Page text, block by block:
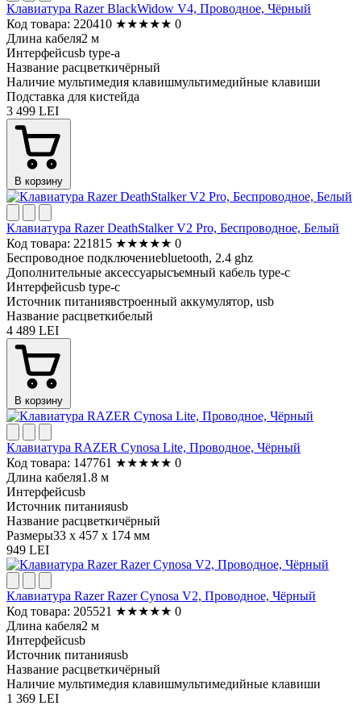
Клавиатура Razer BlackWidow V4, Проводное, Чёрный
Код товара: 220410 ★★★★★ 0
Длина кабеля2 м
Интерфейсusb type-a
Название расцветкичёрный
Наличие мультимедия клавишмультимедийные клавиши
Подставка для кистейда
3 499 LEI
В корзину
Клавиатура Razer DeathStalker V2 Pro, Беспроводное, Белый
Код товара: 221815 ★★★★★ 0
Беспроводное подключениеbluetooth, 2.4 ghz
Дополнительные аксессуарысъемный кабель type-c
Интерфейсusb type-c
Источник питаниявстроенный аккумулятор, usb
Название расцветкибелый
4 489 LEI
В корзину
Клавиатура RAZER Cynosa Lite, Проводное, Чёрный
Код товара: 147761 ★★★★★ 0
Длина кабеля1.8 м
Интерфейсusb
Источник питанияusb
Название расцветкичёрный
Размеры33 x 457 x 174 мм
949 LEI
Клавиатура Razer Razer Cynosa V2, Проводное, Чёрный
Код товара: 205521 ★★★★★ 0
Длина кабеля2 м
Интерфейсusb
Источник питанияusb
Название расцветкичёрный
Наличие мультимедия клавишмультимедийные клавиши
1 369 LEI